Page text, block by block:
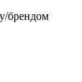
брендом